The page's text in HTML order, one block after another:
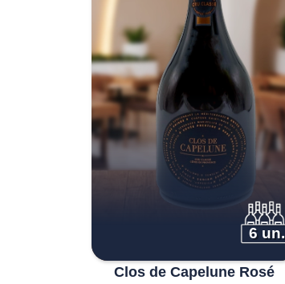
6 un.
Clos de Capelune Rosé